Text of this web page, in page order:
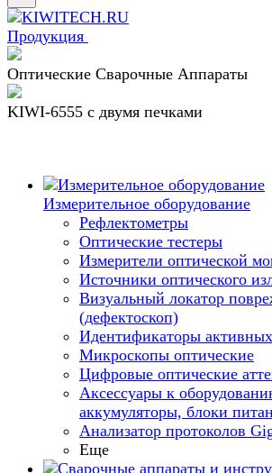
Продукция
Оптические Сварочные Аппараты
KIWI-6555 c двумя печками
Измерительное оборудование
Рефлектометры
Оптические тестеры
Измерители оптической
Источники оптического
Визуальный локатор
(дефектоскоп)
Идентификаторы
Микроскопы оптические
Цифровые оптические
Аксессуары к
аккумуляторы, блоки
Анализатор протоколов
Еще